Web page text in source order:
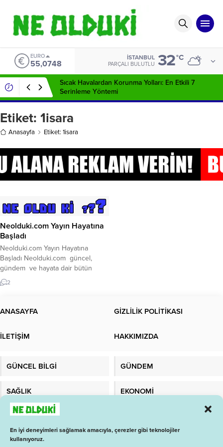
En iyi deneyimleri sağlamak amacıyla, çerezler gibi teknolojiler
kullanıyoruz.
EURO
55,0748
İSTANBUL
PARÇALI BULUTLU 32°C
Sıcak Havalardan Korunma Yolları: En Etkili 7
Serinleme Yöntemi
Etiket: 1isara
Anasayfa Etiket: 1isara
Neolduki.com Yayın Hayatına
Başladı
Neolduki.com Yayın Hayatına
Başladı Neolduki.com güncel,
gündem ve hayata dair bütün
konularla sizlerle birlikte …
Başladığımız bu yolda amaç olarak
daha iyi haberler ve içerikler
olabilmek için de sizlerin desteğine
2
ANASAYFA GİZLİLİK POLİTİKASI
İLETİŞİM HAKKIMIZDA
GÜNCEL BİLGİ GÜNDEM
SAĞLIK EKONOMİ
TEKNOLOJİ
1 İŞ ARA